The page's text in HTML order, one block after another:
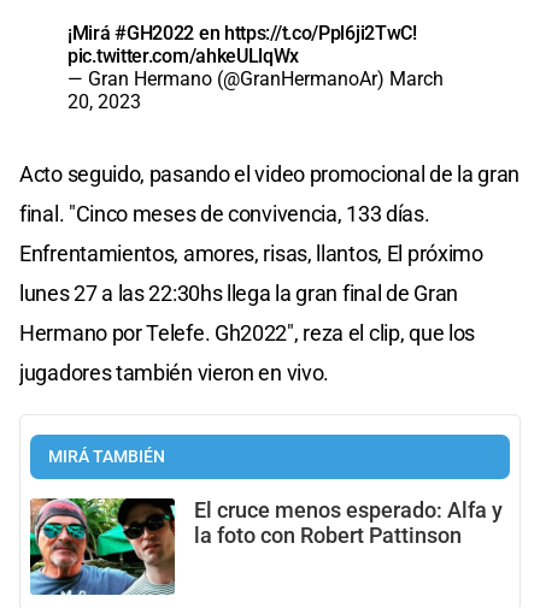
¡Mirá#GH2022 en https://t.co/Ppl6ji2TwC!
pic.twitter.com/ahkeULlqWx
— Gran Hermano (@GranHermanoAr) March
20, 2023
Acto seguido, pasando el video promocional de la gran
final. "Cinco meses de convivencia, 133 días.
Enfrentamientos, amores, risas, llantos, El próximo
lunes 27 a las 22:30hs llega la gran final de Gran
Hermano por Telefe. Gh2022", reza el clip, que los
jugadores también vieron en vivo.
MIRÁ TAMBIÉN
El cruce menos esperado: Alfa y
la foto con Robert Pattinson